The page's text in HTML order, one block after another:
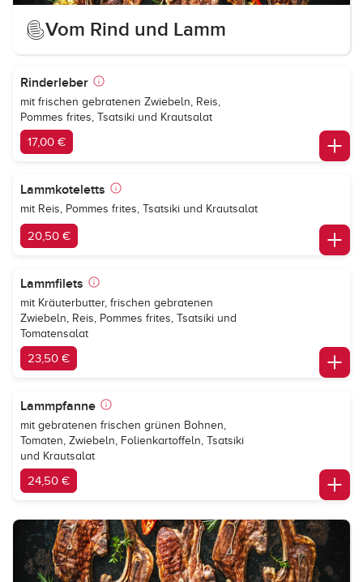
Vom Rind und Lamm
Rinderleber
mit frischen gebratenen Zwiebeln, Reis,
Pommes frites, Tsatsiki und Krautsalat
17,00 €
Lammkoteletts
mit Reis, Pommes frites, Tsatsiki und Krautsalat
20,50 €
Lammfilets
mit Kräuterbutter, frischen gebratenen
Zwiebeln, Reis, Pommes frites, Tsatsiki und
Tomatensalat
23,50 €
Lammpfanne
mit gebratenen frischen grünen Bohnen,
Tomaten, Zwiebeln, Folienkartoffeln, Tsatsiki
und Krautsalat
24,50 €